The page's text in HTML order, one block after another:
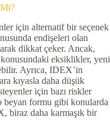
için alternatif bir seçenek
endişeleri olan
dikkat çeker. Ancak,
eksiklikler, yeni
Ayrıca, IDEX’in
kıyasla daha düşük
için bazı riskler
beyan formu gibi konularda
biraz daha karmaşık bir